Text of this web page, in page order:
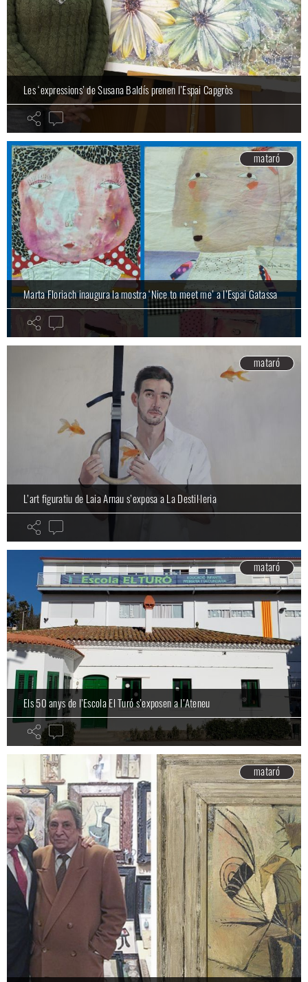
Les ‘expressions’ de Susana Baldís prenen l’Espai Capgròs
mataró
Marta Floriach inaugura la mostra ‘Nice to meet me’ a l’Espai Gatassa
mataró
L’art figuratiu de Laia Arnau s’exposa a La Destil·leria
mataró
Els 50 anys de l’Escola El Turó s’exposen a l’Ateneu
mataró